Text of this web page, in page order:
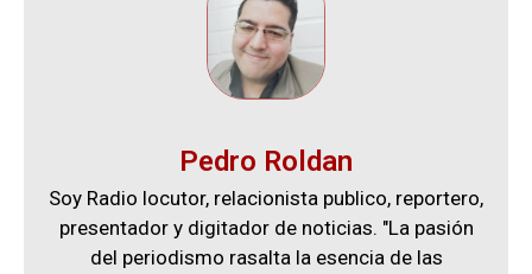
Pedro Roldan
Soy Radio locutor, relacionista publico, reportero,
presentador y digitador de noticias. "La pasión
del periodismo rasalta la esencia de las